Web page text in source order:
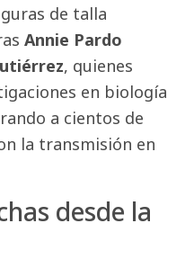
de talla
Annie Pardo
, quienes
en biología
a cientos de
la transmisión en
desde la